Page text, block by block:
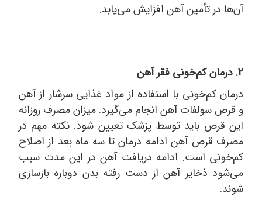
آن‌ها در تأمین آهن افزایش می‌یابد.
2. درمان کم‌خونی فقر آهن
درمان کم‌خونی با استفاده از مواد غذایی سرشار از آهن
و قرص سولفات آهن انجام می‌گیرد. میزان مصرف روزانه
این قرص باید توسط پزشک تعیین شود. نکته مهم در
مصرف قرص آهن ادامه درمان تا سه ماه بعد از اصلاح
کم‌خونی است. ادامه دریافت آهن در این مدت سبب
می‌شود ذخایر آهن از دست رفته بدن دوباره بازسازی
شوند.